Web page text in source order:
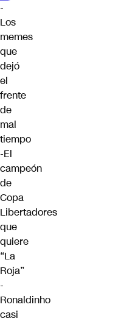
-
Los
memes
que
dejó
el
frente
de
mal
tiempo
-El
campeón
de
Copa
Libertadores
que
quiere
“La
Roja”
-
Ronaldinho
casi